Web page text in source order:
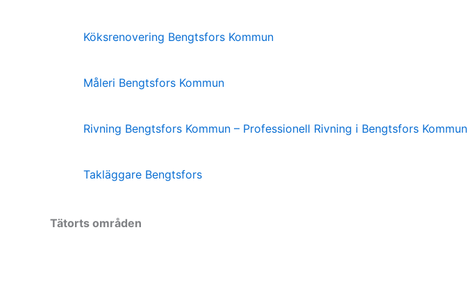
Köksrenovering Bengtsfors Kommun
Måleri Bengtsfors Kommun
Rivning Bengtsfors Kommun – Professionell Rivning i Bengtsfors Kommun
Takläggare Bengtsfors
Tätorts områden